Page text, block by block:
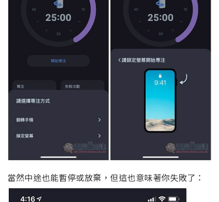
當然中途也能暫停或放棄，但這也意味著你失敗了：